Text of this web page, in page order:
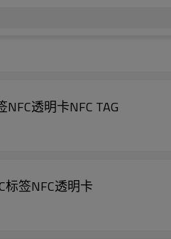
透明卡NFC TAG
标签NFC透明卡